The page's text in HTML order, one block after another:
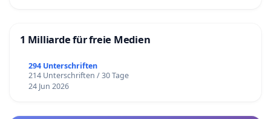
1 Milliarde für freie Medien
294 Unterschriften
214 Unterschriften / 30 Tage
24 Jun 2026